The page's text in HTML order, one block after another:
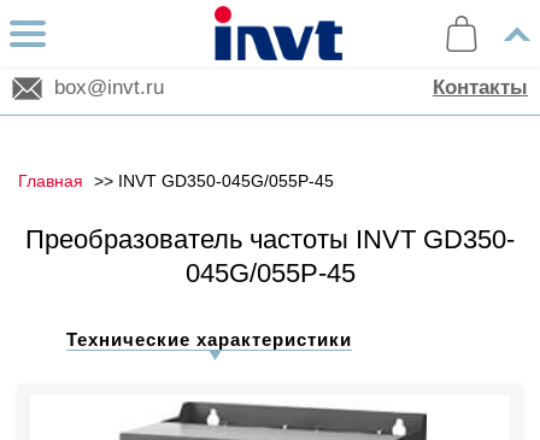
box@invt.ru Контакты
Главная INVT GD350-045G/055P-45
Преобразователь частоты INVT GD350-
045G/055P-45
Технические характеристики